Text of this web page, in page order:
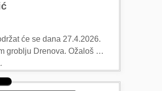
će se dana 27.4.2026.
groblju Drenova. Ožaloš …